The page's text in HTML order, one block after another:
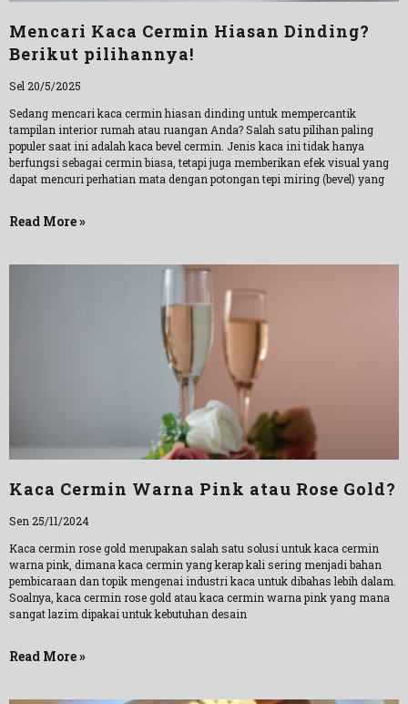
Mencari Kaca Cermin Hiasan Dinding?
Berikut pilihannya!
Sel 20/5/2025
Sedang mencari kaca cermin hiasan dinding untuk mempercantik
tampilan interior rumah atau ruangan Anda? Salah satu pilihan paling
populer saat ini adalah kaca bevel cermin. Jenis kaca ini tidak hanya
berfungsi sebagai cermin biasa, tetapi juga memberikan efek visual yang
dapat mencuri perhatian mata dengan potongan tepi miring (bevel) yang
Read More »
Kaca Cermin Warna Pink atau Rose Gold?
Sen 25/11/2024
Kaca cermin rose gold merupakan salah satu solusi untuk kaca cermin
warna pink, dimana kaca cermin yang kerap kali sering menjadi bahan
pembicaraan dan topik mengenai industri kaca untuk dibahas lebih dalam.
Soalnya, kaca cermin rose gold atau kaca cermin warna pink yang mana
sangat lazim dipakai untuk kebutuhan desain
Read More »